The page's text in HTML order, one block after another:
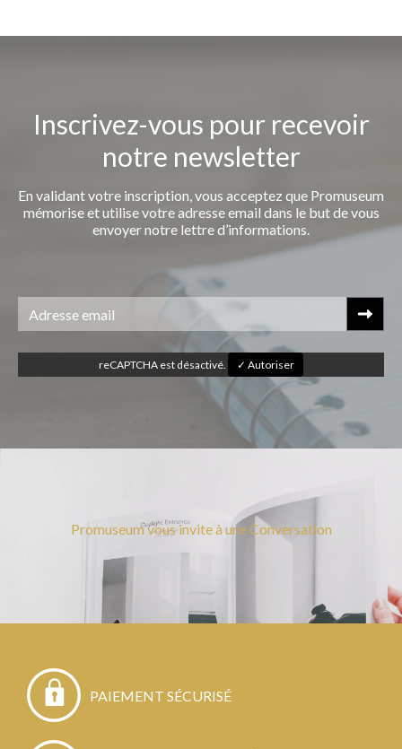
Inscrivez-vous pour recevoir
notre newsletter
En validant votre inscription, vous acceptez que Promuseum
mémorise et utilise votre adresse email dans le but de vous
envoyer notre lettre d’informations.
reCAPTCHA est désactivé. ✓ Autoriser
Promuseum vous invite à une Conversation
PAIEMENT SÉCURISÉ